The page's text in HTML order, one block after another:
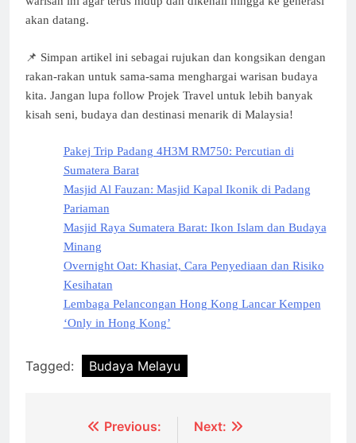
akan datang.
📌 Simpan artikel ini sebagai rujukan dan kongsikan dengan
rakan-rakan untuk sama-sama menghargai warisan budaya
kita. Jangan lupa follow Projek Travel untuk lebih banyak
kisah seni, budaya dan destinasi menarik di Malaysia!
Pakej Trip Padang 4H3M RM750: Percutian di
Sumatera Barat
Masjid Al Fauzan: Masjid Kapal Ikonik di Padang
Pariaman
Masjid Raya Sumatera Barat: Ikon Islam dan Budaya
Minang
Overnight Oat: Khasiat, Cara Penyediaan dan Risiko
Kesihatan
Lembaga Pelancongan Hong Kong Lancar Kempen
‘Only in Hong Kong’
Tagged: Budaya Melayu
Previous:
Next: